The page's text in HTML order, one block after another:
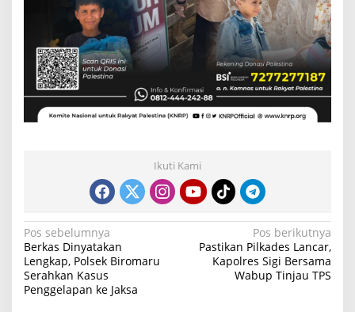
Ikuti Kami
N
a
v
Pos sebelumnya
Berkas Dinyatakan
Lengkap, Polsek Biromaru
Serahkan Kasus
Penggelapan ke Jaksa
Pos berikutnya
Pastikan Pilkades Lancar,
Kapolres Sigi Bersama
Wabup Tinjau TPS